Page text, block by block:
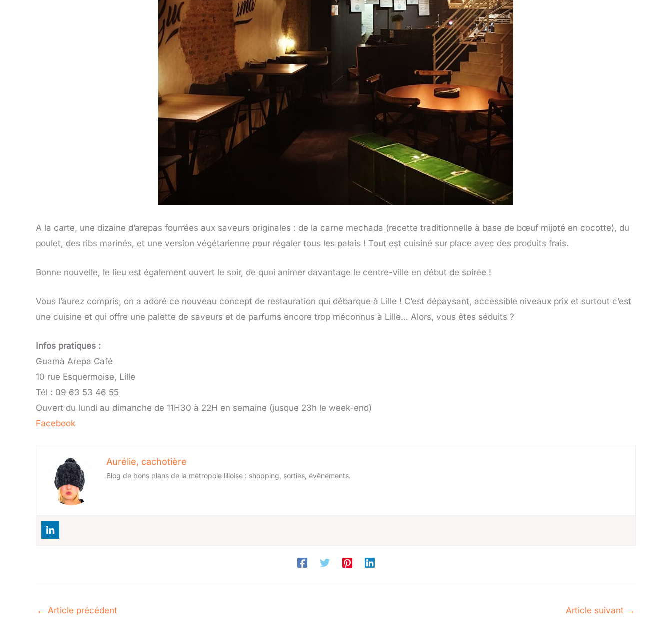
A la carte, une dizaine d’arepas fourrées aux saveurs originales : de la carne mechada (recette traditionnelle à base de bœuf mijoté en cocotte), du
poulet, des ribs marinés, et une version végétarienne pour régaler tous les palais ! Tout est cuisiné sur place avec des produits frais.
Bonne nouvelle, le lieu est également ouvert le soir, de quoi animer davantage le centre-ville en début de soirée !
Vous l’aurez compris, on a adoré ce nouveau concept de restauration qui débarque à Lille ! C’est dépaysant, accessible niveaux prix et surtout c’est
une cuisine et qui offre une palette de saveurs et de parfums encore trop méconnus à Lille… Alors, vous êtes séduits ?
Infos pratiques :
Guamà Arepa Café
10 rue Esquermoise, Lille
Tél : 09 63 53 46 55
Ouvert du lundi au dimanche de 11H30 à 22H en semaine (jusque 23h le week-end)
Facebook
Aurélie, cachotière
Blog de bons plans de la métropole lilloise : shopping, sorties, évènements.
← Article précédent Article suivant →